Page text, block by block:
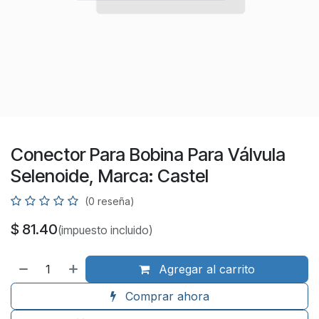
Conector Para Bobina Para Válvula
Selenoide, Marca: Castel
(0 reseña)
$ 81.40(impuesto incluido)
Agregar al carrito
Comprar ahora